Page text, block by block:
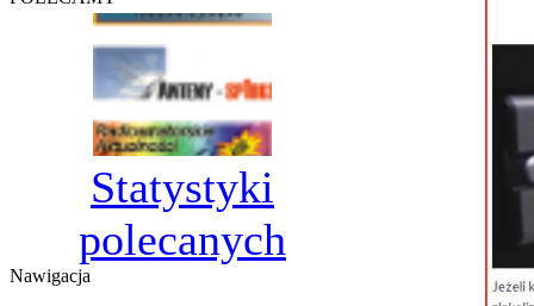
Statystyki
polecanych
Nawigacja